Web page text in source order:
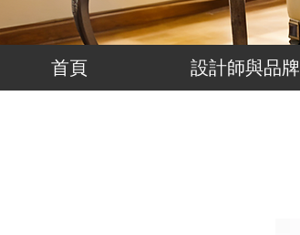
首頁 設計師與品牌